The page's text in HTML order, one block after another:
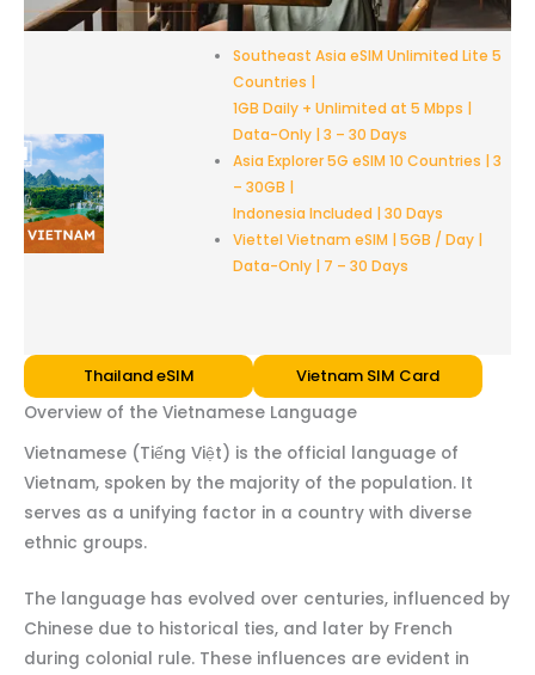
Southeast Asia eSIM Unlimited Lite 5
Countries |
1GB Daily + Unlimited at 5 Mbps |
Data-Only | 3 – 30 Days
Asia Explorer 5G eSIM 10 Countries | 3
– 30GB |
Indonesia Included | 30 Days
Viettel Vietnam eSIM | 5GB / Day |
Data-Only | 7 – 30 Days
Thailand eSIM
Vietnam SIM Card
Overview of the Vietnamese Language
Vietnamese (Tiếng Việt) is the official language of
Vietnam, spoken by the majority of the population. It
serves as a unifying factor in a country with diverse
ethnic groups.
The language has evolved over centuries, influenced by
Chinese due to historical ties, and later by French
during colonial rule. These influences are evident in